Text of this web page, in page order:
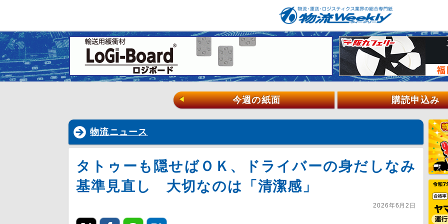
◀ 今週の紙面 購読申込み
物流ニュース
タトゥーも隠せばＯＫ、ドライバーの身だしなみ
基準見直し 大切なのは「清潔感」
2026年6月2日